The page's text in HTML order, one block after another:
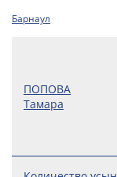
Барнаул
ПОПОВА
Тамара